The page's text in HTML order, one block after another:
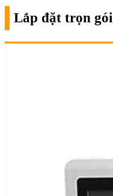
SẢN
Lắp đặt trọn gói